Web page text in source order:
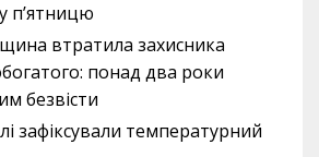
п’ятницю
втратила захисника
понад два роки
безвісти
зафіксували температурний